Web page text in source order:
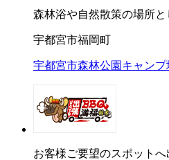
森林浴や自然散策の場所と
宇都宮市福岡町
宇都宮市森林公園キャンプ
お客様ご要望のスポットへ